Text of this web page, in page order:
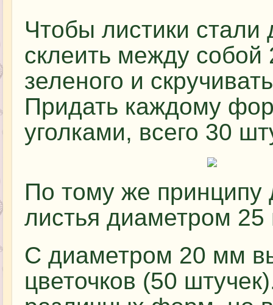
Чтобы листики
склеить между собой
зеленого и
Придать каждому
уголками, всего 30
По тому же принципу
листья диаметром
С диаметром 20 мм
цветочков (50